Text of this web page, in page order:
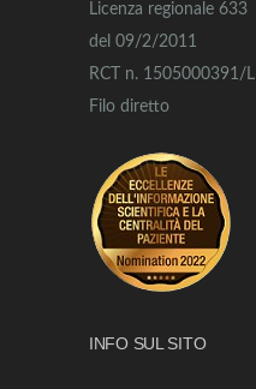
Licenza regionale 633
del 09/2/2011
RCT n. 1505000391/L
Filo diretto
INFO SUL SITO